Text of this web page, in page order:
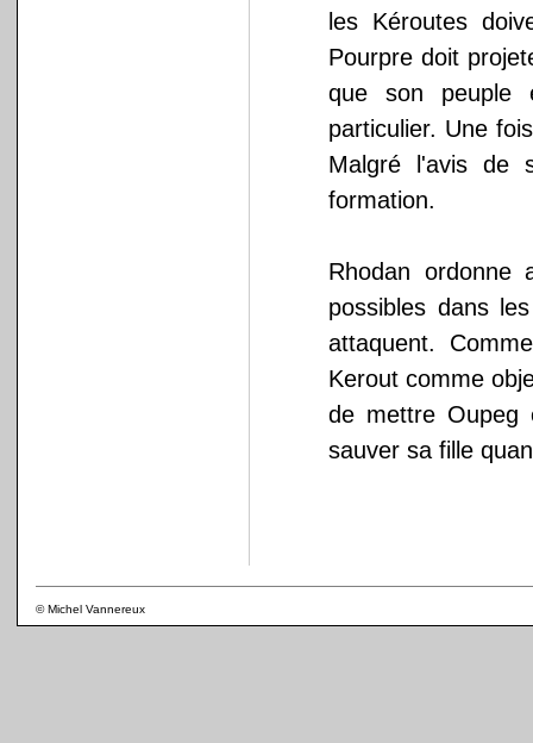
les Kéroutes
Pourpre doit
que son peuple
particulier. Une
Malgré l'avis de
formation.
Rhodan ordonne
possibles dans
attaquent.
Kerout comme
de mettre Oupeg
sauver sa fille
© Michel Vannereux